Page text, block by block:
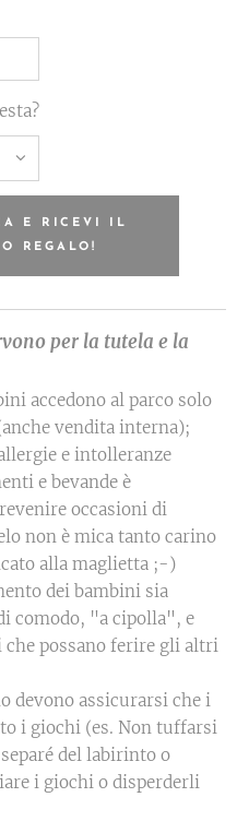
E RICEVI IL
REGALO!
per la tutela e la
accedono al parco solo
vendita interna);
e intolleranze
e bevande è
occasioni di
non è mica tanto carino
alla maglietta ;-)
dei bambini sia
comodo, "a cipolla", e
possano ferire gli altri
devono assicurarsi che i
i giochi (es. Non tuffarsi
del labirinto o
i giochi o disperderli